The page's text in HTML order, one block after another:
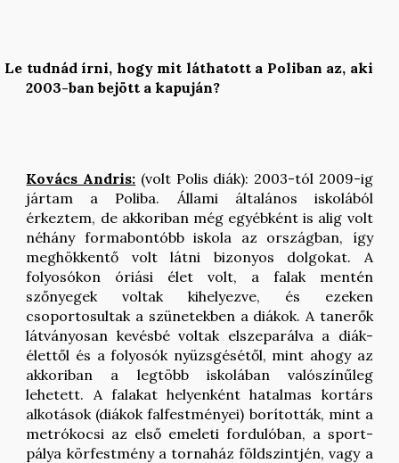
Le tudnád írni, hogy mit láthatott a Poliban az, aki
2003-ban bejött a kapuján?
Kovács Andris: (volt Polis diák): 2003-tól 2009-ig
jártam a Poliba. Állami általános iskolából
érkeztem, de akkoriban még egyébként is alig volt
néhány formabontóbb iskola az országban, így
meghökkentő volt látni bizonyos dolgokat. A
folyosókon óriási élet volt, a falak mentén
szőnyegek voltak kihelyezve, és ezeken
csoportosultak a szünetekben a diákok. A tanerők
látványosan kevésbé voltak elszeparálva a diák-
élettől és a folyosók nyüzsgésétől, mint ahogy az
akkoriban a legtöbb iskolában valószínűleg
lehetett. A falakat helyenként hatalmas kortárs
alkotások (diákok falfestményei) borították, mint a
metrókocsi az első emeleti fordulóban, a sport-
pálya körfestmény a tornaház földszintjén, vagy a